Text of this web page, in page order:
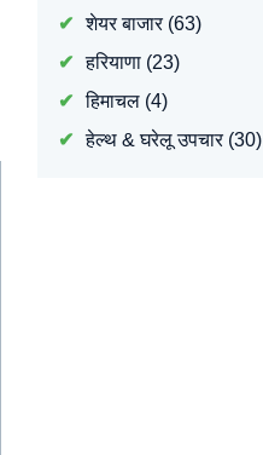
शेयर बाजार(63)
हरियाणा(23)
हिमाचल(4)
हेल्थ & घरेलू उपचार(30)